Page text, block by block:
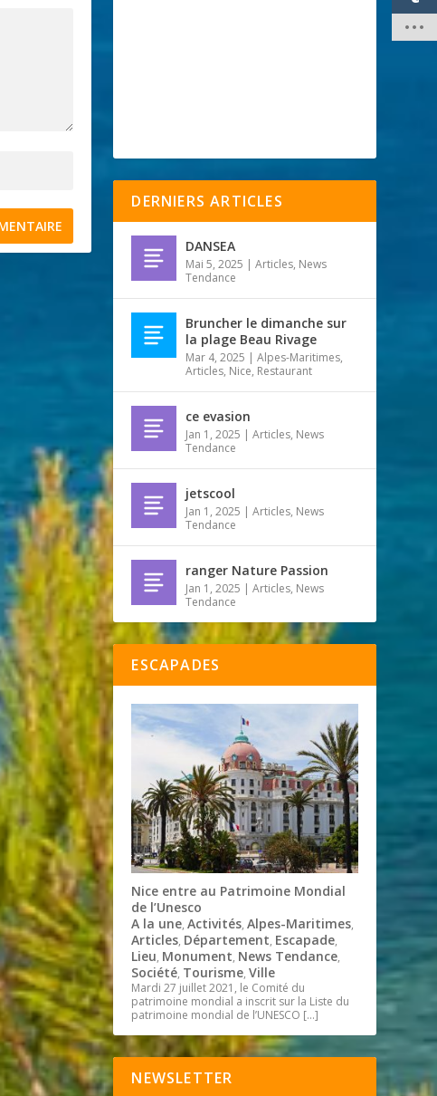
DERNIERS ARTICLES
DANSEA
Mai 5, 2025 |Articles, News
Tendance
Bruncher le dimanche sur
la plage Beau Rivage
Mar 4, 2025 |Alpes-Maritimes,
Articles, Nice, Restaurant
ce evasion
Jan 1, 2025 |Articles, News
Tendance
jetscool
Jan 1, 2025 |Articles, News
Tendance
ranger Nature Passion
Jan 1, 2025 |Articles, News
Tendance
ESCAPADES
Nice entre au Patrimoine Mondial
de l’Unesco
A la une,Activités,Alpes-Maritimes,
Articles, Département, Escapade,
Lieu, Monument, News Tendance,
Société, Tourisme,Ville
Mardi 27 juillet 2021, le Comité du
patrimoine mondial a inscrit sur la Liste du
patrimoine mondial de l’UNESCO […]
NEWSLETTER